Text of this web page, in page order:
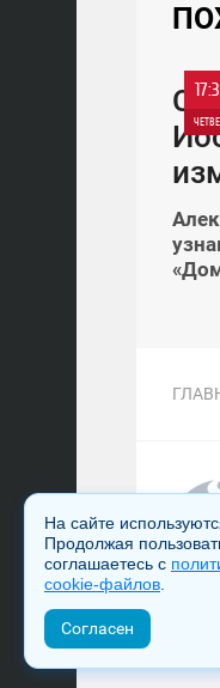
На сайте
Продолжая
соглашаетесь с
cookie-файлов
Согласен